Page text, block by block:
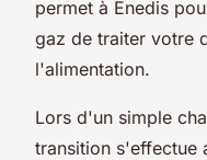
permet à Enedis
gaz de traiter votre
l'alimentation.
Lors d'un simple
transition s'effectue